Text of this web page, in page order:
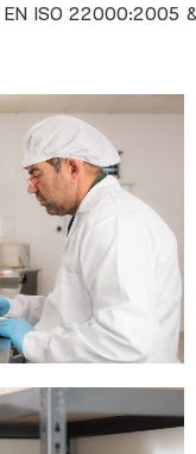
ΕΝ ISO 22000:2005